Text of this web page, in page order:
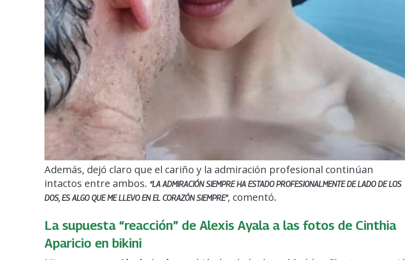
Además, dejó claro que el cariño y la admiración profesional continúan
intactos entre ambos. “LA ADMIRACIÓN SIEMPRE HA ESTADO PROFESIONALMENTE DE LADO DE LOS
DOS, ES ALGO QUE ME LLEVO EN EL CORAZÓN SIEMPRE”, comentó.
La supuesta “reacción” de Alexis Ayala a las fotos de Cinthia
Aparicio en bikini